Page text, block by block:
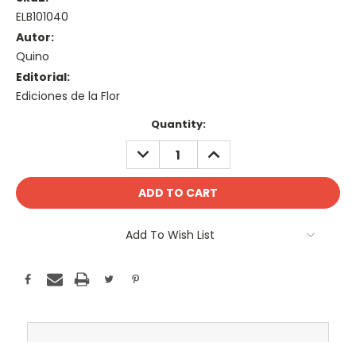
ELB101040
Autor:
Quino
Editorial:
Ediciones de la Flor
Quantity:
DECREASE
QUANTITY:
INCREASE
QUANTITY:
Add To Wish List